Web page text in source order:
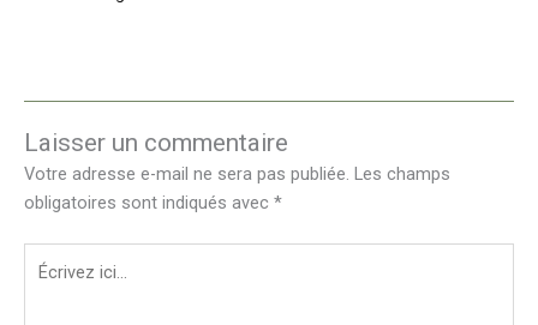
Laisser un commentaire
Votre adresse e-mail ne sera pas publiée. Les champs
obligatoires sont indiqués avec *
Écrivez
ici…